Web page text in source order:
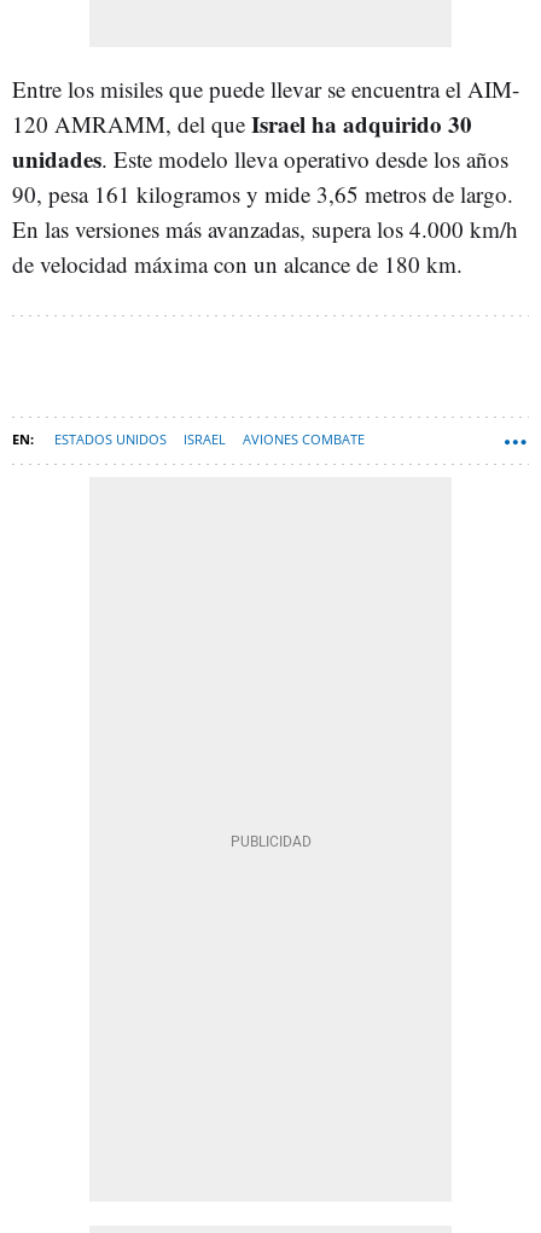
Entre los misiles que puede llevar se encuentra el AIM-
120 AMRAMM, del que Israel ha adquirido 30
unidades. Este modelo lleva operativo desde los años
90, pesa 161 kilogramos y mide 3,65 metros de largo.
En las versiones más avanzadas, supera los 4.000 km/h
de velocidad máxima con un alcance de 180 km.
ESTADOS UNIDOS ISRAEL AVIONES COMBATE